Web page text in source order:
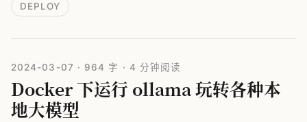
DEPLOY
2024-03-07 · 964 字 · 4 分钟阅读
Docker 下运行 ollama 玩转各种本
地大模型